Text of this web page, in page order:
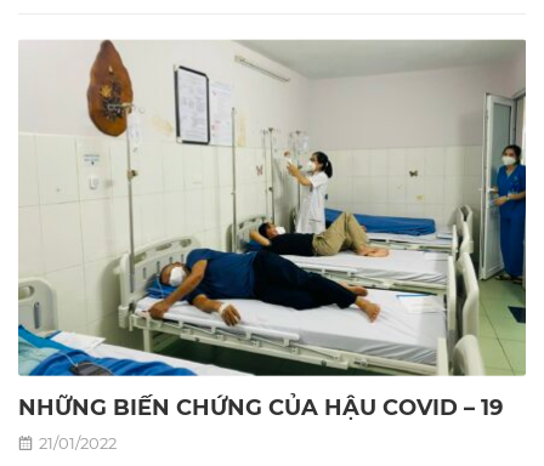
NHỮNG BIẾN CHỨNG CỦA HẬU COVID – 19
21/01/2022